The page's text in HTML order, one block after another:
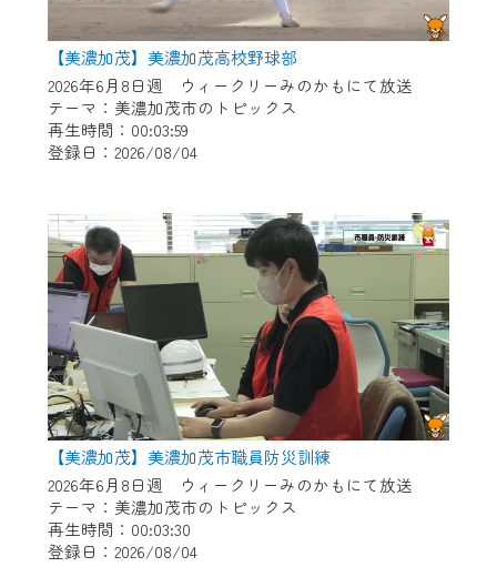
【美濃加茂】美濃加茂高校野球部
2026年6月8日週 ウィークリーみのかもにて放送
テーマ：美濃加茂市のトピックス
再生時間：00:03:59
登録日：2026/08/04
【美濃加茂】美濃加茂市職員防災訓練
2026年6月8日週 ウィークリーみのかもにて放送
テーマ：美濃加茂市のトピックス
再生時間：00:03:30
登録日：2026/08/04